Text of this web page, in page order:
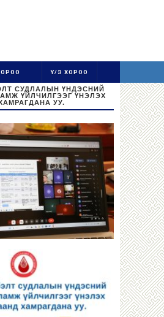
Ү/Э ХОРОО
СУДЛАЛЫН ҮНДЭСНИЙ
ҮЙЛЧИЛГЭЭГ ҮНЭЛЭХ
УУ.